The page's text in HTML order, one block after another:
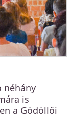
néhány
is
a Gödöllői